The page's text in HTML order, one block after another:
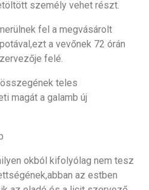
személy vehet részt.
fel a megvásárolt
a vevőnek 72 órán
felé.
teles
magát a galamb új
okból kifolyólag nem tesz
az estben